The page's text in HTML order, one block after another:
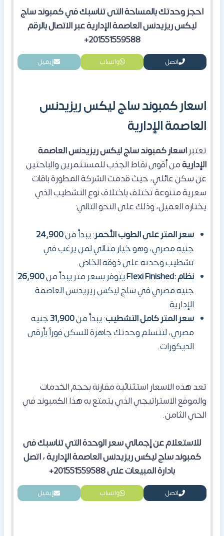
احجز وحدتك بالمساحة التى تناسبك في كمبوند ساج
ليكس ريزيدنس العاصمة الإداريةعبر الاتصال بالرقم
201551559588+
اتصل واتساب إيميل
اسعار كمبوند ساج ليكس ريزيدنس
العاصمة الإدارية
​تعتبراسعاركمبوند ساج ليكس ريزيدنس العاصمة
الإداريةمن أقوى نقاط الجذب للمستثمرين والباحثين
عن سكن عائلي، حيث قدمت الشركة المطورة باقات
سعرية متنوعة تختلف باختلاف نوع التشطيب الذي
يختاره العميل، وذلك على النحو التالي:
سعر المتر على الطوب الأحمر: يبدأ من24,900
جنيه مصري، وهو خيار مثالي لمن يرغب في
تشطيب وحدته على ذوقه الخاص.
نظام :Flexi Finished
يتوفر بسعر متر يبدأ من26,900
جنيه مصري في ساج ليكس ريزيدنس العاصمة
الإدارية.
سعر المتر كامل التشطيب: يبدأ من31,900جنيه
مصري، لتتسلم وحدتك جاهزة للسكن فوراً بأرقى
الديكورات.
​تعد هذه الاسعار استثنائية مقارنة بحجم الخدمات
والموقع الاستراتيجي الذي يتمتع به هذا الكمبوند في
الحي الثامن.
للاستعلام عن إجمالي سعر الوحدة التي تناسبك فى
كمبوند ساج ليكس ريزيدنس العاصمة الإدارية، اتصل
بادارة المبيعات على 201551559588+
اتصل واتساب إيميل